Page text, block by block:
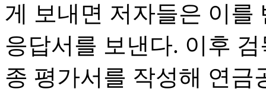
게 보내면 저자들은 이를
응답서를 보낸다. 이후
종 평가서를 작성해 연금